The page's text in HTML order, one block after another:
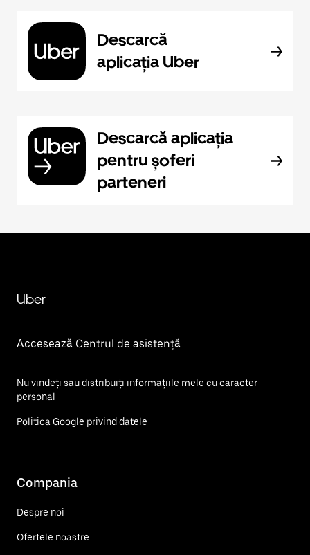
Descarcă
aplicația Uber
Descarcă aplicația
pentru șoferi
parteneri
Uber
Accesează Centrul de asistență
Nu vindeți sau distribuiți informațiile mele cu caracter
personal
Politica Google privind datele
Compania
Despre noi
Ofertele noastre